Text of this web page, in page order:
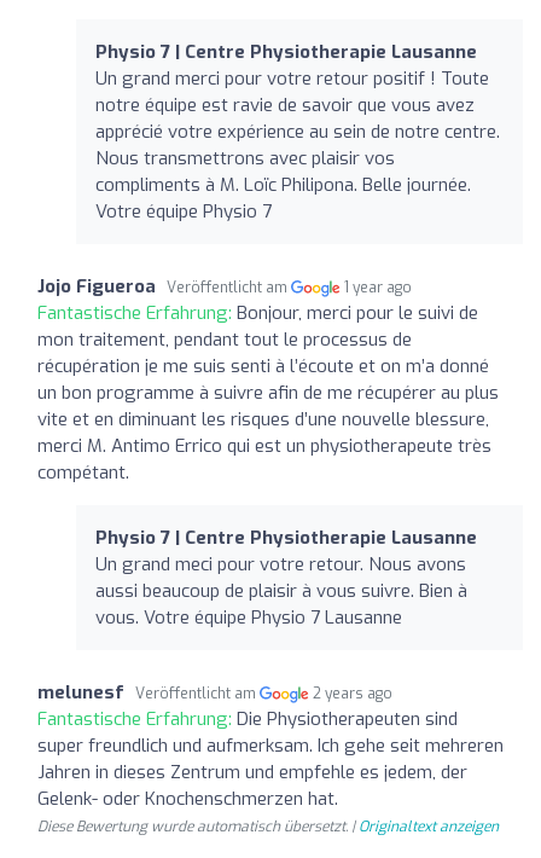
Physio 7 | Centre Physiotherapie Lausanne
Un grand merci pour votre retour positif ! Toute
notre équipe est ravie de savoir que vous avez
apprécié votre expérience au sein de notre centre.
Nous transmettrons avec plaisir vos
compliments à M. Loïc Philipona. Belle journée.
Votre équipe Physio 7
Jojo Figueroa Veröffentlicht am 1 year ago
Fantastische Erfahrung: Bonjour, merci pour le suivi de
mon traitement, pendant tout le processus de
récupération je me suis senti à l’écoute et on m’a donné
un bon programme à suivre afin de me récupérer au plus
vite et en diminuant les risques d’une nouvelle blessure,
merci M. Antimo Errico qui est un physiotherapeute très
compétant.
Physio 7 | Centre Physiotherapie Lausanne
Un grand meci pour votre retour. Nous avons
aussi beaucoup de plaisir à vous suivre. Bien à
vous. Votre équipe Physio 7 Lausanne
melunesf Veröffentlicht am 2 years ago
Fantastische Erfahrung: Die Physiotherapeuten sind
super freundlich und aufmerksam. Ich gehe seit mehreren
Jahren in dieses Zentrum und empfehle es jedem, der
Gelenk- oder Knochenschmerzen hat.
Diese Bewertung wurde automatisch übersetzt. |Originaltext anzeigen